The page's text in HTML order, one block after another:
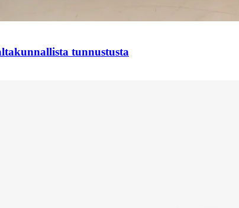
tunnustusta